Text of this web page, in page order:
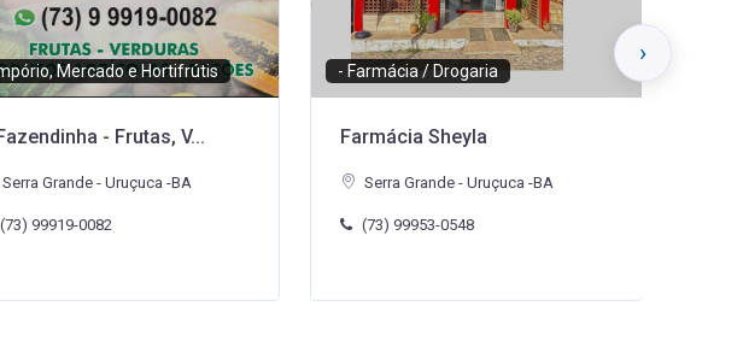
/ Drogaria
Sheyla
Serra Grande - Uruçuca -BA
(73) 99953-0548
- Empório, Mercado e Hortifrútis
Empório Manacá
Serra Grande - Uruçuca -BA
(73) 99903-0016
›